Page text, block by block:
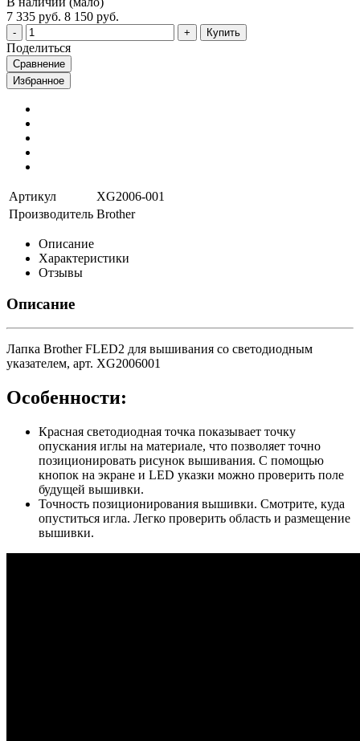
7 335 руб. 8 150 руб.
Купить
Поделиться
Сравнение
Избранное
Артикул
XG2006-001
Производитель Brother
Описание
Характеристики
Отзывы
Описание
Лапка Brother FLED2 для вышивания со светодиодным
указателем, арт. XG2006001
Особенности:
Красная светодиодная точка показывает точку
опускания иглы на материале, что позволяет точно
позиционировать рисунок вышивания. С помощью
кнопок на экране и LED указки можно проверить поле
будущей вышивки.
Точность позиционирования вышивки. Смотрите, куда
опуститься игла. Легко проверить область и размещение
вышивки.